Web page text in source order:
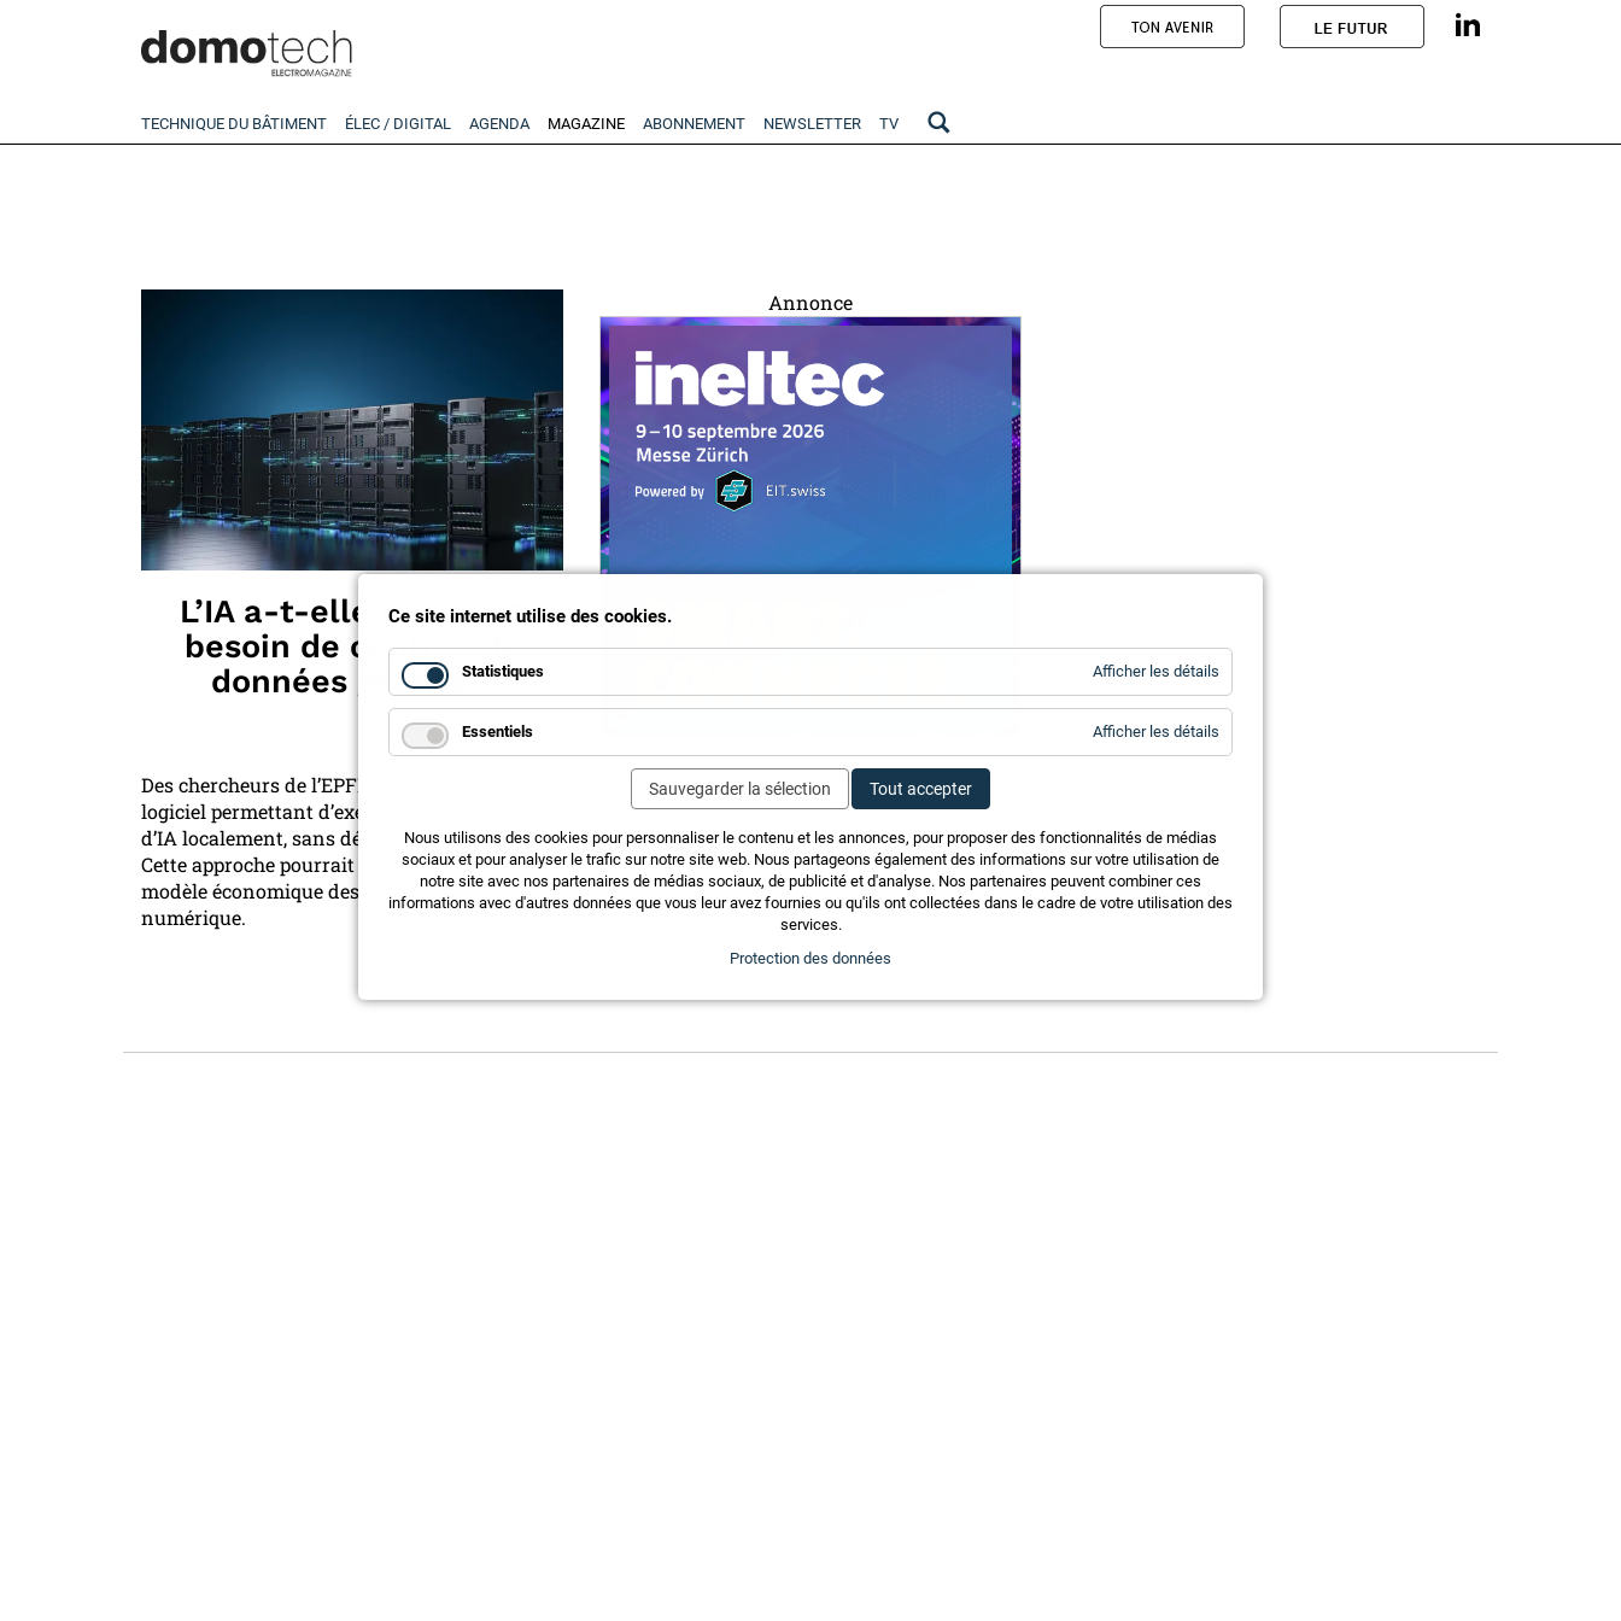
TECHNIQUE DU BÂTIMENT ÉLEC / DIGITAL AGENDA MAGAZINE ABONNEMENT NEWSLETTER TV
L’IA a-t-elle vraiment
besoin de centres de
données géants ?
Des chercheurs de l’EPFL ont développé un
logiciel permettant d’exécuter des modèles
d’IA localement, sans dépendre du cloud.
Cette approche pourrait rebattre les cartes du
modèle économique des géants du
numérique.
Annonce
Ce site internet utilise des cookies.
Statistiques Afficher les détails
Essentiels Afficher les détails
Sauvegarder la sélection Tout accepter
Nous utilisons des cookies pour personnaliser le contenu et les annonces, pour proposer des fonctionnalités de médias
sociaux et pour analyser le trafic sur notre site web. Nous partageons également des informations sur votre utilisation de
notre site avec nos partenaires de médias sociaux, de publicité et d'analyse. Nos partenaires peuvent combiner ces
informations avec d'autres données que vous leur avez fournies ou qu'ils ont collectées dans le cadre de votre utilisation des
services.
Protection des données